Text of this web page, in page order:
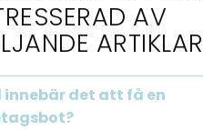
AV
innebär det att få en